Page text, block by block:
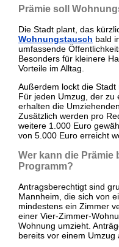
Prämie soll
Die Stadt plant, das
Wohnungstausch bald
umfassende
Besonders für kleinere
Vorteile im Alltag.
Außerdem lockt die Stadt
Für jeden Umzug, der zu
erhalten die
Zusätzlich werden pro
weitere 1.000 Euro
von 5.000 Euro erreicht
Wer kann die Prämie
Programm?
Antragsberechtigt sind
Mannheim, die sich von
mindestens ein Zimmer
einer Vier-Zimmer-
Wohnung umzieht.
bereits vor einem